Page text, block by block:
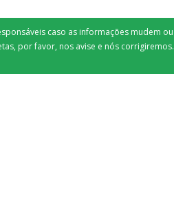
caso as informações mudem ou
por favor, nos avise e nós corrigiremos.